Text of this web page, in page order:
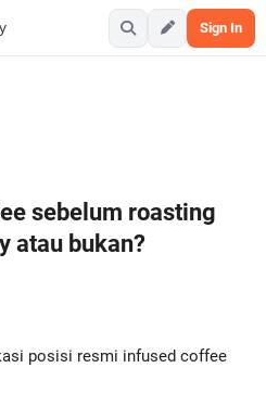
Sign In
sebelum roasting
atau bukan?
posisi resmi infused coffee